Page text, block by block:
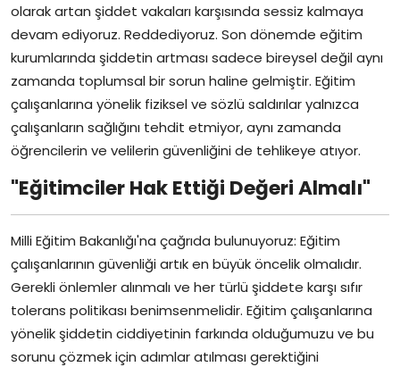
olarak artan şiddet vakaları karşısında sessiz kalmaya
devam ediyoruz. Reddediyoruz. Son dönemde eğitim
kurumlarında şiddetin artması sadece bireysel değil aynı
zamanda toplumsal bir sorun haline gelmiştir. Eğitim
çalışanlarına yönelik fiziksel ve sözlü saldırılar yalnızca
çalışanların sağlığını tehdit etmiyor, aynı zamanda
öğrencilerin ve velilerin güvenliğini de tehlikeye atıyor.
"Eğitimciler Hak Ettiği Değeri Almalı"
Milli Eğitim Bakanlığı'na çağrıda bulunuyoruz: Eğitim
çalışanlarının güvenliği artık en büyük öncelik olmalıdır.
Gerekli önlemler alınmalı ve her türlü şiddete karşı sıfır
tolerans politikası benimsenmelidir. Eğitim çalışanlarına
yönelik şiddetin ciddiyetinin farkında olduğumuzu ve bu
sorunu çözmek için adımlar atılması gerektiğini